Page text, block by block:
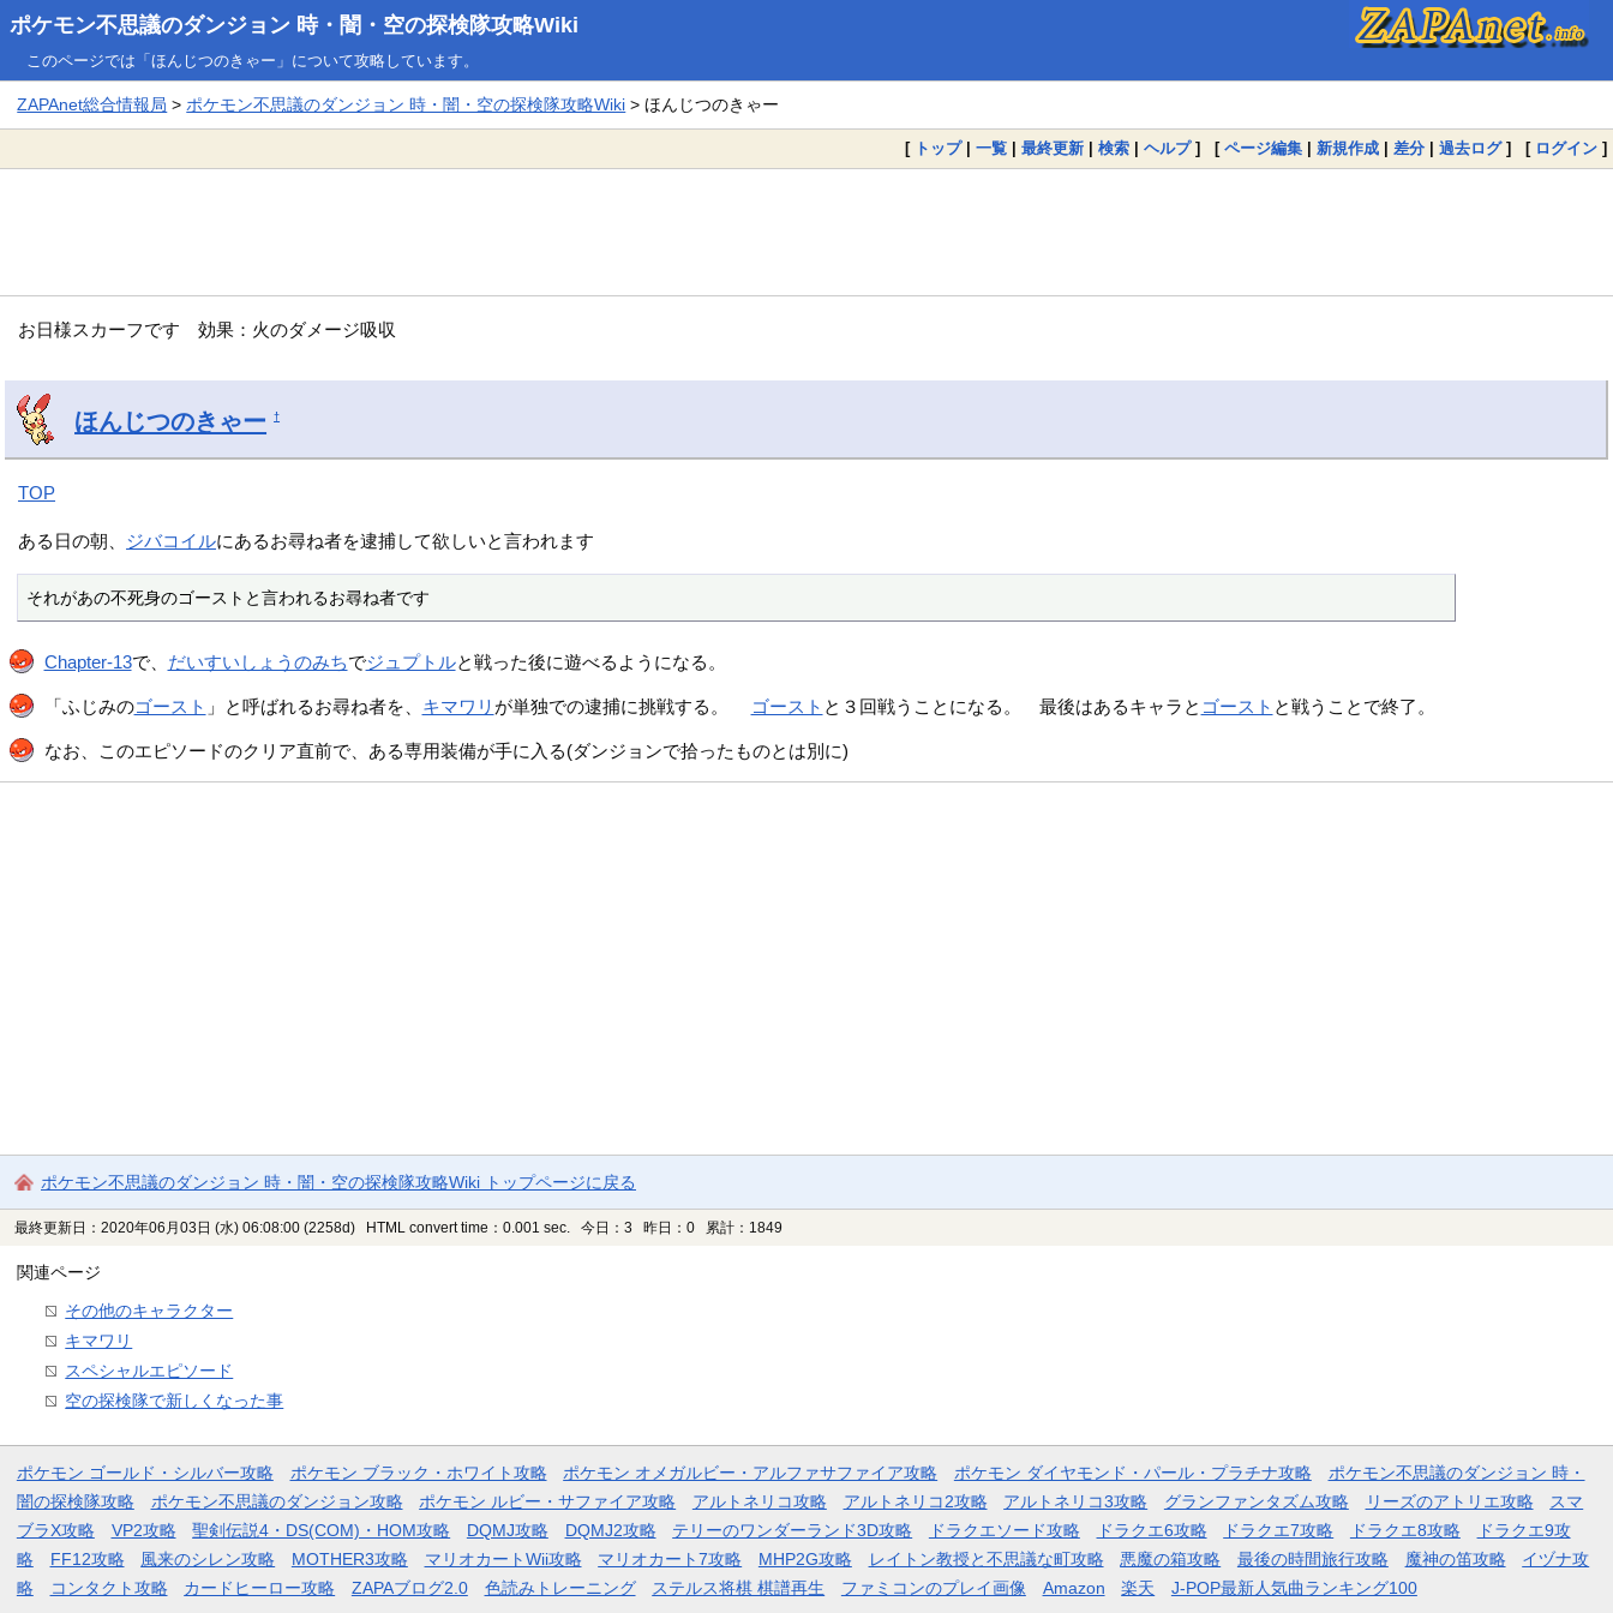
ポケモン不思議のダンジョン 時・闇・空の探検隊攻略Wiki
このページでは「ほんじつのきゃー」について攻略しています。
ZAPAnet総合情報局 >ポケモン不思議のダンジョン 時・闇・空の探検隊攻略Wiki > ほんじつのきゃー
[ トップ| 一覧 | 最終更新 | 検索 | ヘルプ] [ ページ編集 | 新規作成 | 差分 | 過去ログ] [ ログイン ]
お日様スカーフです 効果：火のダメージ吸収
ほんじつのきゃー †
TOP
ある日の朝、 ジバコイルにあるお尋ね者を逮捕して欲しいと言われます
それがあの不死身のゴーストと言われるお尋ね者です
Chapter-13で、 だいすいしょうのみちでジュプトルと戦った後に遊べるようになる。
「ふじみのゴースト 」と呼ばれるお尋ね者を、 キマワリ が単独での逮捕に挑戦する。 ゴースト と３回戦うことになる。 最後はあるキャラと ゴースト と戦うことで終了。
なお、このエピソードのクリア直前で、ある専用装備が手に入る(ダンジョンで拾ったものとは別に)
ポケモン不思議のダンジョン 時・闇・空の探検隊攻略Wiki トップページに戻る
最終更新日：2020年06月03日 (水) 06:08:00 (2258d) HTML convert time：0.001 sec. 今日：3 昨日：0 累計：1849
関連ページ
その他のキャラクター
キマワリ
スペシャルエピソード
空の探検隊で新しくなった事
ポケモン ゴールド・シルバー攻略 ポケモン ブラック・ホワイト攻略 ポケモン オメガルビー・アルファサファイア攻略 ポケモン ダイヤモンド・パール・プラチナ攻略
ポケモン不思議のダンジョン 時・
闇の探検隊攻略
ポケモン不思議のダンジョン攻略 ポケモン ルビー・サファイア攻略 アルトネリコ攻略 アルトネリコ2攻略 アルトネリコ3攻略 グランファンタズム攻略 リーズのアトリエ攻略
スマ
ブラX攻略
VP2攻略 聖剣伝説4・DS(COM)・HOM攻略 DQMJ攻略 DQMJ2攻略 テリーのワンダーランド3D攻略 ドラクエソード攻略 ドラクエ6攻略 ドラクエ7攻略 ドラクエ8攻略
ドラクエ9攻
略
FF12攻略 風来のシレン攻略 MOTHER3攻略 マリオカートWii攻略 マリオカート7攻略 MHP2G攻略 レイトン教授と不思議な町攻略 悪魔の箱攻略 最後の時間旅行攻略 魔神の笛攻略
イヅナ攻
略
コンタクト攻略 カードヒーロー攻略 ZAPAブログ2.0 色読みトレーニング ステルス将棋 棋譜再生 ファミコンのプレイ画像 Amazon 楽天 J-POP最新人気曲ランキング100